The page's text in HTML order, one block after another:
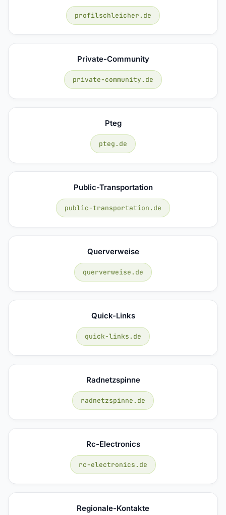
profilschleicher.de
Private-Community
private-community.de
Pteg
pteg.de
Public-Transportation
public-transportation.de
Querverweise
querverweise.de
Quick-Links
quick-links.de
Radnetzspinne
radnetzspinne.de
Rc-Electronics
rc-electronics.de
Regionale-Kontakte